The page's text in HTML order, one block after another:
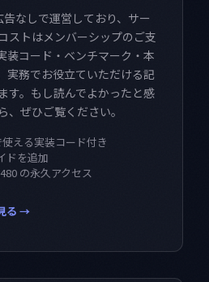
なしで運営しており、サー
ストはメンバーシップのご支
装コード・ベンチマーク・本
実務でお役立ていただける記
す。もし読んでよかったと感
、ぜひご覧ください。
える実装コード付き
ドを追加
の永久アクセス
る →